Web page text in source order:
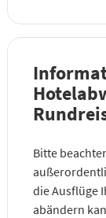
Bitte
die Ausflüge
abändern